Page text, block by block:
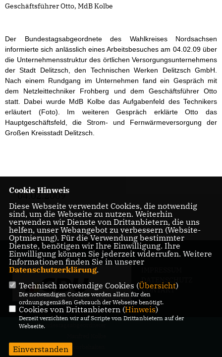
Geschäftsführer Otto, MdB Kolbe
Der Bundestagsabgeordnete des Wahlkreises Nordsachsen
informierte sich anlässlich eines Arbeitsbesuches am 04.02.09 über
die Unternehmensstruktur des örtlichen Versorgungsunternehmens
der Stadt Delitzsch, den Technischen Werken Delitzsch GmbH.
Nach einem Rundgang im Unternehmen fand ein Gespräch mit
dem Netzleittechniker Frohberg und dem Geschäftsführer Otto
statt. Dabei wurde MdB Kolbe das Aufgabenfeld des Technikers
erläutert (Foto). Im weiteren Gespräch erklärte Otto das
Hauptgeschäftsfeld, die Strom- und Fernwärmeversorgung der
Großen Kreisstadt Delitzsch.
04.02.2009
DATENSCHUTZ
KONTAKT
@2026 Bundestagsabgeordneter
Alle Rechte vorbehalten.
Cookie Hinweis
Diese Webseite verwendet Cookies, die notwendig
sind, um die Webseite zu nutzen. Weiterhin
verwenden wir Dienste von Drittanbietern, die uns
helfen, unser Webangebot zu verbessern (Website-
Optmierung). Für die Verwendung bestimmter
Dienste, benötigen wir Ihre Einwilligung. Ihre
Einwilligung können Sie jederzeit widerrufen. Weitere
Informationen finden Sie in unserer
Datenschutzerklärung.
Technisch notwendige Cookies (Übersicht)
Die notwendigen Cookies werden allein für den
ordnungsgemäßen Gebrauch der Webseite benötigt.
Cookies von Drittanbietern (Hinweis)
Derzeit verzichten wir auf Scripte von Drittanbietern auf der
Webseite.
Einverstanden